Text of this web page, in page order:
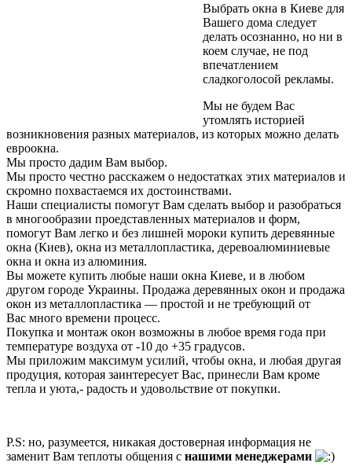
Выбрать окна в Киеве для
Вашего дома следует
делать осознанно, но ни в
коем случае, не под
впечатлением
сладкоголосой рекламы.
Мы не будем Вас
утомлять историей
возникновения разных материалов, из которых можно делать
евроокна.
Мы просто дадим Вам выбор.
Мы просто честно расскажем о недостатках этих материалов и
скромно похвастаемся их достоинствами.
Наши специалисты помогут Вам сделать выбор и разобраться
в многообразии проедставленных материалов и форм,
помогут Вам легко и без лишней мороки купить деревянные
окна (Киев), окна из металлопластика, деревоалюминиевые
окна и окна из алюминия.
Вы можете купить любые наши окна Киеве, и в любом
другом городе Украины. Продажа деревянных окон и продажа
окон из металлопластика — простой и не требующий от
Вас много времени процесс.
Покупка и монтаж окон возможны в любое время года при
температуре воздуха от -10 до +35 градусов.
Мы приложим максимум усилий, чтобы окна, и любая другая
продуция, которая заинтересует Вас, принесли Вам кроме
тепла и уюта,- радость и удовольствие от покупки.
P.S: но, разумеется, никакая достоверная информация не
заменит Вам теплоты общения с нашими менеджерами